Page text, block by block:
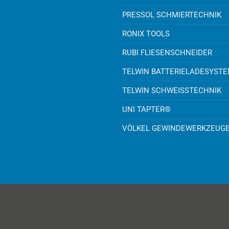
PRESSOL SCHMIERTECHNIK
RONIX TOOLS
RUBI FLIESENSCHNEIDER
TELWIN
TELWIN SCHWEISSTECHNIK
UNI TAPTER®
VÖLKEL GEWINDEWERKZEUGE